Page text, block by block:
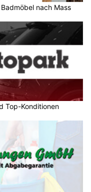
nach Mass
Top-Konditionen